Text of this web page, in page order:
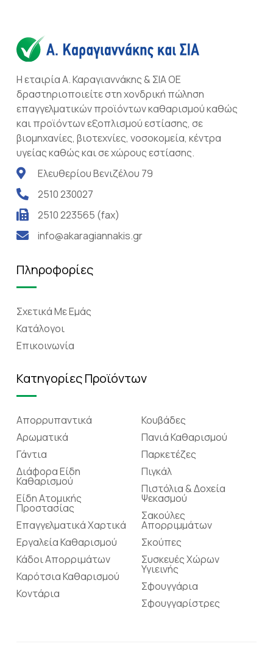
Η εταιρία Α. Καραγιαννάκης & ΣΙΑ ΟΕ
δραστηριοποιείτε στη χονδρική πώληση
επαγγελματικών προϊόντων καθαρισμού καθώς
και προϊόντων εξοπλισμού εστίασης, σε
βιομηχανίες, βιοτεχνίες, νοσοκομεία, κέντρα
υγείας καθώς και σε χώρους εστίασης.
Ελευθερίου Βενιζέλου 79
2510 230027
2510 223565 (fax)
info@akaragiannakis.gr
Πληροφορίες
Σχετικά Mε Eμάς
Κατάλογοι
Επικοινωνία
Κατηγορίες Προϊόντων
Απορρυπαντικά
Αρωματικά
Γάντια
Διάφορα Είδη
Καθαρισμού
Είδη Ατομικής
Προστασίας
Επαγγελματικά Χαρτικά
Εργαλεία Καθαρισμού
Κάδοι Απορριμάτων
Καρότσια Καθαρισμού
Κοντάρια
Κουβάδες
Πανιά Καθαρισμού
Παρκετέζες
Πιγκάλ
Πιστόλια & Δοχεία
Ψεκασμού
Σακούλες
Απορριμμάτων
Σκούπες
Συσκευές Χώρων
Υγιεινής
Σφουγγάρια
Σφουγγαρίστρες